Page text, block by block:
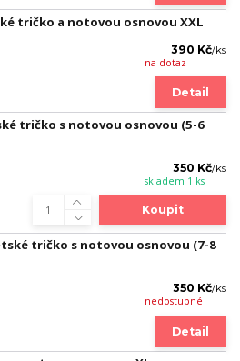
tričko a notovou osnovou XXL
390 Kč/ks
na dotaz
Detail
tričko s notovou osnovou (5-6
350 Kč/ks
skladem 1 ks
Koupit
tričko s notovou osnovou (7-8
350 Kč/ks
nedostupné
Detail